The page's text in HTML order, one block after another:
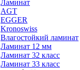
Ламинат
AGT
EGGER
Kronoswiss
Влагостойкий ламинат
Ламинат 12 мм
Ламинат 32 класс
Ламинат 33 класс